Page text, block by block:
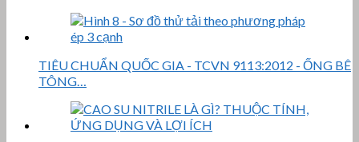
TIÊU CHUẨN QUỐC GIA - TCVN 9113:2012 - ỐNG BÊ
TÔNG…